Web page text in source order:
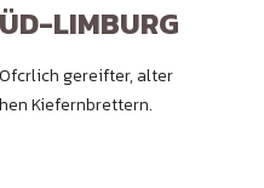
LIMBURG
gereifter, alter
Kiefernbrettern.